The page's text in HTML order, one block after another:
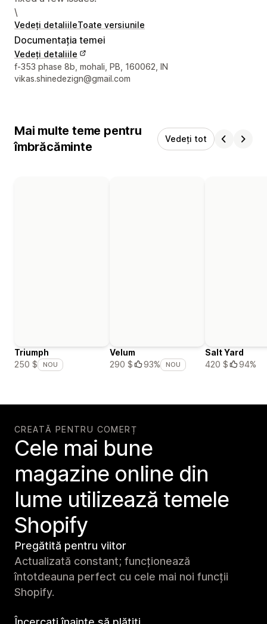
\
Vedeți detaliileToate versiunile
Documentația temei
Vedeți detaliile
Detaliile de contact ale designerului
f-353 phase 8b, mohali, PB, 160062, IN
vikas.shinedezign@gmail.com
Mai multe teme pentru
îmbrăcăminte
Vedeți tot
Triumph
250 $
NOU
Velum
290 $
93% NOU
Salt Yard
420 $
94%
CREATĂ PENTRU COMERȚ
Cele mai bune
magazine online din
lume utilizează temele
Shopify
Pregătită pentru viitor
Actualizată constant; funcționează
întotdeauna perfect cu cele mai noi funcții
Shopify.